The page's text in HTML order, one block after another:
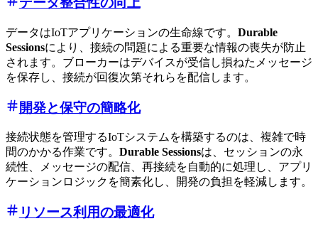
データはIoTアプリケーションの生命線です。 Durable
Sessionsにより、接続の問題による重要な情報の喪失が防止
されます。ブローカーはデバイスが受信し損ねたメッセージ
を保存し、接続が回復次第それらを配信します。
開発と保守の簡略化
接続状態を管理するIoTシステムを構築するのは、複雑で時
間のかかる作業です。 Durable Sessionsは、セッションの永
続性、メッセージの配信、再接続を自動的に処理し、アプリ
ケーションロジックを簡素化し、開発の負担を軽減します。
リソース利用の最適化